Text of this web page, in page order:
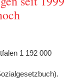
1 192 000